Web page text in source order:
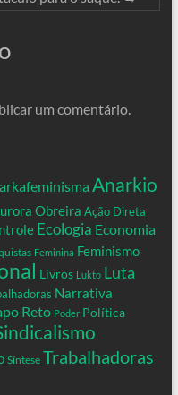
um comentário.
Anarkio
Obreira Ação Direta
Ecologia Economia
Feminina Feminismo
Livros Lukto Luta
Narrativa
Reto Poder Política
Síntese Trabalhadoras